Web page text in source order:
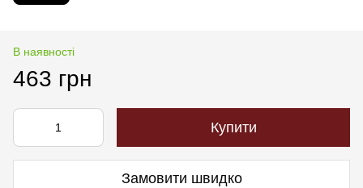
В наявності
463 грн
Купити
Замовити швидко